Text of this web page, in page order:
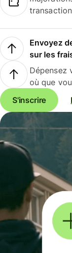
Envoyez
sur les
Dépensez
où que
S'inscrire